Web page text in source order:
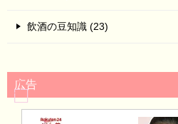
飲酒の豆知識 (23)
広告